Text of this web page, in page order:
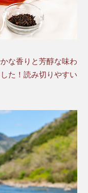
な香りと芳醇な味わ
た！読み切りやすい